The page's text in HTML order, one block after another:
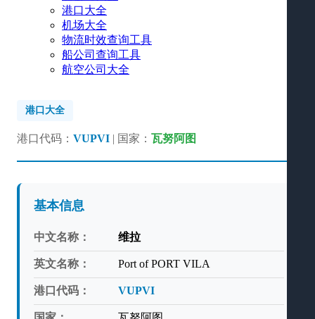
港口大全
机场大全
物流时效查询工具
船公司查询工具
航空公司大全
港口大全
港口代码： VUPVI | 国家： 瓦努阿图
基本信息
中文名称： 维拉
英文名称： Port of PORT VILA
港口代码： VUPVI